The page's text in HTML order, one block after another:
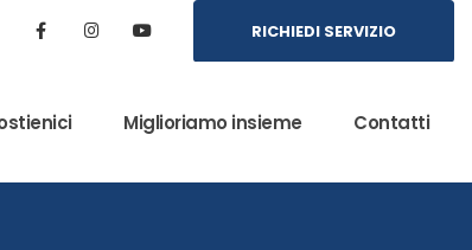
RICHIEDI SERVIZIO
Miglioriamo insieme Contatti